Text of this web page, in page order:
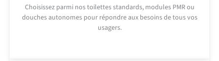
Choisissez parmi nos toilettes standards, modules PMR ou
douches autonomes pour répondre aux besoins de tous vos
usagers.